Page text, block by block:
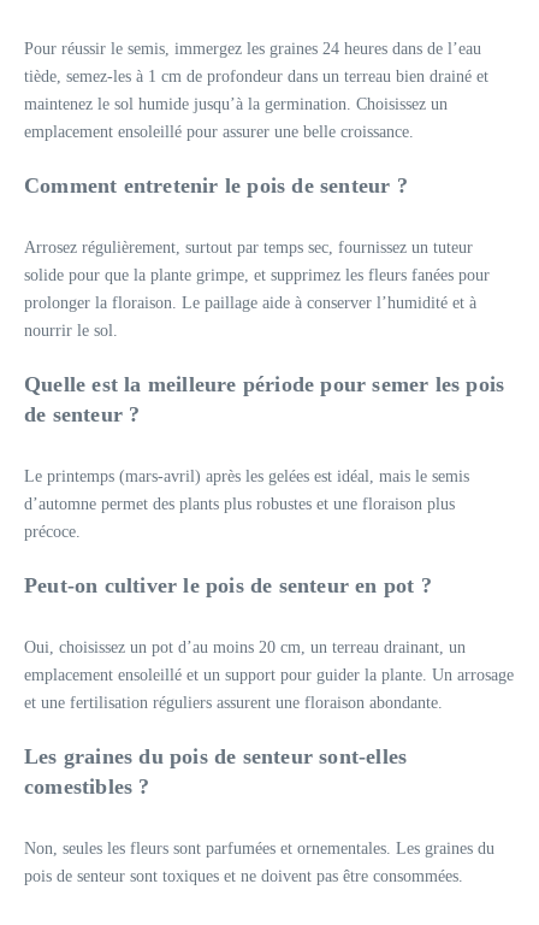
Pour réussir le semis, immergez les graines 24 heures dans de l’eau
tiède, semez-les à 1 cm de profondeur dans un terreau bien drainé et
maintenez le sol humide jusqu’à la germination. Choisissez un
emplacement ensoleillé pour assurer une belle croissance.
Comment entretenir le pois de senteur ?
Arrosez régulièrement, surtout par temps sec, fournissez un tuteur
solide pour que la plante grimpe, et supprimez les fleurs fanées pour
prolonger la floraison. Le paillage aide à conserver l’humidité et à
nourrir le sol.
Quelle est la meilleure période pour semer les pois
de senteur ?
Le printemps (mars-avril) après les gelées est idéal, mais le semis
d’automne permet des plants plus robustes et une floraison plus
précoce.
Peut-on cultiver le pois de senteur en pot ?
Oui, choisissez un pot d’au moins 20 cm, un terreau drainant, un
emplacement ensoleillé et un support pour guider la plante. Un arrosage
et une fertilisation réguliers assurent une floraison abondante.
Les graines du pois de senteur sont-elles
comestibles ?
Non, seules les fleurs sont parfumées et ornementales. Les graines du
pois de senteur sont toxiques et ne doivent pas être consommées.